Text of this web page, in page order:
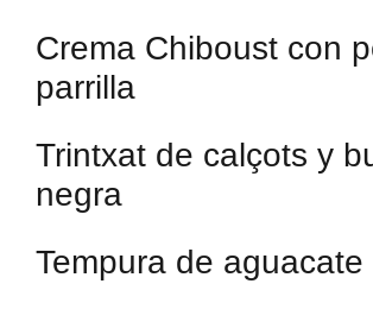
Crema Chiboust con
parrilla
Trintxat de calçots y
negra
Tempura de aguacate